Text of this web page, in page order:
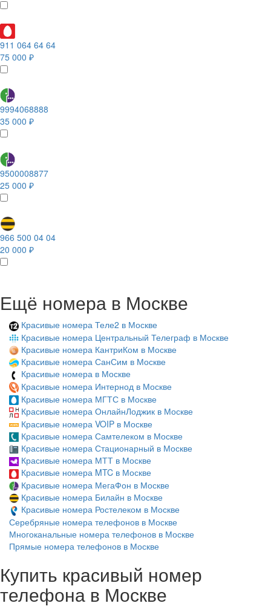
911 064 64 64
75 000 ₽
9994068888
35 000 ₽
9500008877
25 000 ₽
966 500 04 04
20 000 ₽
Ещё номера в Москве
Красивые номера Теле2 в Москве
Красивые номера Центральный Телеграф в Москве
Красивые номера КантриКом в Москве
Красивые номера СанСим в Москве
Красивые номера в Москве
Красивые номера Интернод в Москве
Красивые номера МГТС в Москве
Красивые номера ОнлайнЛоджик в Москве
Красивые номера VOIP в Москве
Красивые номера Самтелеком в Москве
Красивые номера Стационарный в Москве
Красивые номера МТТ в Москве
Красивые номера MTC в Москве
Красивые номера МегаФон в Москве
Красивые номера Билайн в Москве
Красивые номера Ростелеком в Москве
Серебряные номера телефонов в Москве
Многоканальные номера телефонов в Москве
Прямые номера телефонов в Москве
Купить красивый номер
телефона в Москве